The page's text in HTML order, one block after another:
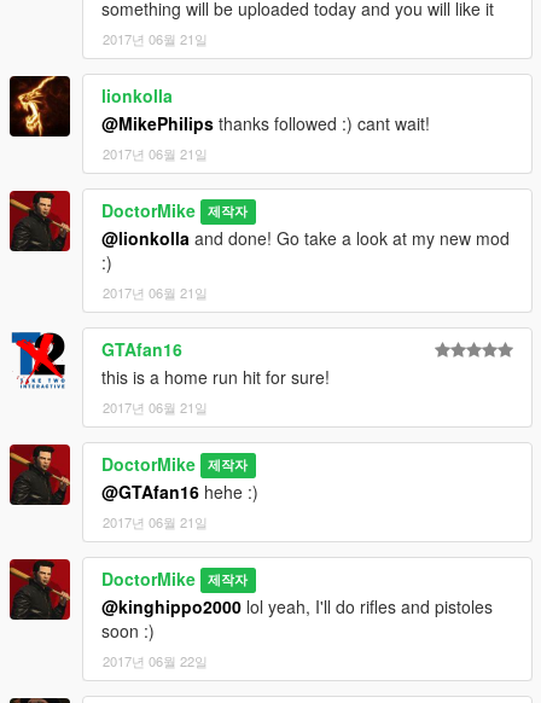
something will be uploaded today and you will like it
2017년 06월 21일
lionkolla
@MikePhilips thanks followed :) cant wait!
2017년 06월 21일
DoctorMike 제작자
@lionkolla and done! Go take a look at my new mod
:)
2017년 06월 21일
GTAfan16
this is a home run hit for sure!
2017년 06월 21일
DoctorMike 제작자
@GTAfan16 hehe :)
2017년 06월 21일
DoctorMike 제작자
@kinghippo2000 lol yeah, I'll do rifles and pistoles
soon :)
2017년 06월 22일